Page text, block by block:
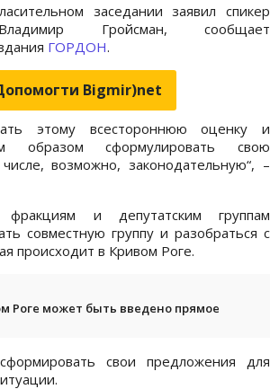
заседании заявил спикер
Гройсман, сообщает
ГОРДОН.
Bigmir)net
этому всестороннюю оценку и
образом сформулировать свою
возможно, законодательную“, –
и депутатским группам
совместную группу и разобраться с
происходит в Кривом Роге.
Роге может быть введено прямое
свои предложения для